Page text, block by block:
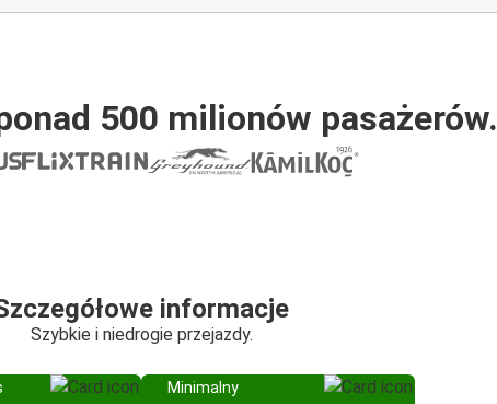
500 milionów pasażerów.
informacje
Szybkie i niedrogie przejazdy.
Minimalny